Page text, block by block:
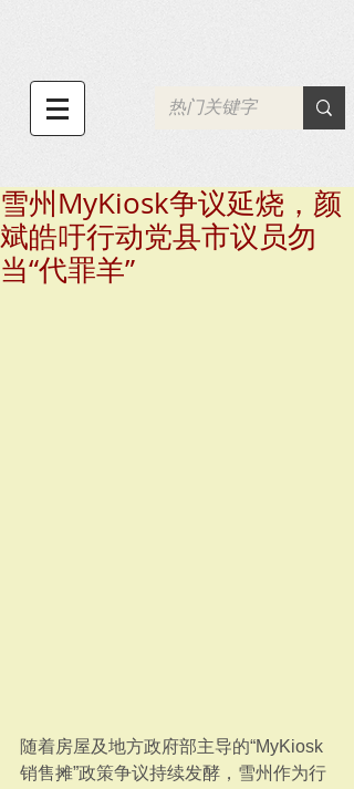
雪州MyKiosk争议延烧，颜
斌皓吁行动党县市议员勿
当“代罪羊”
随着房屋及地方政府部主导的“MyKiosk
销售摊”政策争议持续发酵，雪州作为行